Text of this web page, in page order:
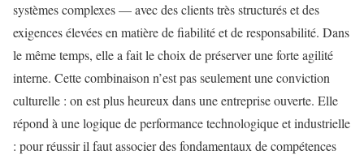
systèmes complexes — avec des clients très structurés et des
exigences élevées en matière de fiabilité et de responsabilité. Dans
le même temps, elle a fait le choix de préserver une forte agilité
interne. Cette combinaison n’est pas seulement une conviction
culturelle : on est plus heureux dans une entreprise ouverte. Elle
répond à une logique de performance technologique et industrielle
: pour réussir il faut associer des fondamentaux de compétences